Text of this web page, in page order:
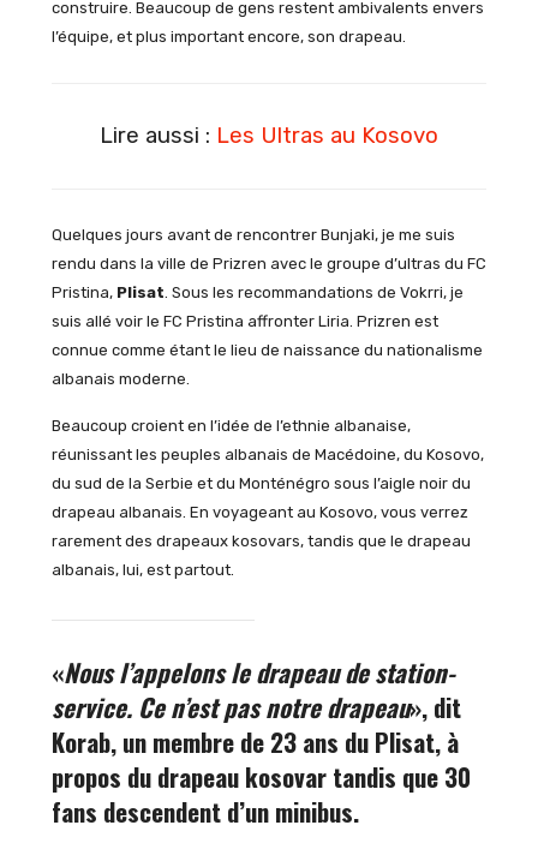
construire. Beaucoup de gens restent ambivalents envers
l’équipe, et plus important encore, son drapeau.
Lire aussi : Les Ultras au Kosovo
Quelques jours avant de rencontrer Bunjaki, je me suis
rendu dans la ville de Prizren avec le groupe d’ultras du FC
Pristina, Plisat. Sous les recommandations de Vokrri, je
suis allé voir le FC Pristina affronter Liria. Prizren est
connue comme étant le lieu de naissance du nationalisme
albanais moderne.
Beaucoup croient en l’idée de l’ethnie albanaise,
réunissant les peuples albanais de Macédoine, du Kosovo,
du sud de la Serbie et du Monténégro sous l’aigle noir du
drapeau albanais. En voyageant au Kosovo, vous verrez
rarement des drapeaux kosovars, tandis que le drapeau
albanais, lui, est partout.
«Nous l’appelons le drapeau de station-
service. Ce n’est pas notre drapeau», dit
Korab, un membre de 23 ans du Plisat, à
propos du drapeau kosovar tandis que 30
fans descendent d’un minibus.